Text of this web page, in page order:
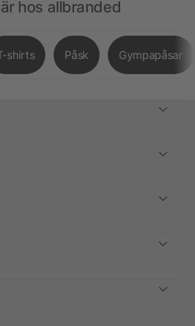
hos allbranded
shirts Påsk Gympapåsar